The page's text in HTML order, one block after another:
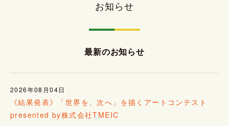
お知らせ
最新のお知らせ
2026年08月04日
《結果発表》「世界を、次へ」を描くアートコンテスト
presented by株式会社TMEIC